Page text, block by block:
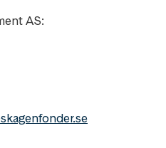
AS: